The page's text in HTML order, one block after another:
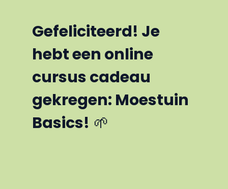
Gefeliciteerd! Je
hebt een online
cursus cadeau
gekregen: Moestuin
Basics! 🌱